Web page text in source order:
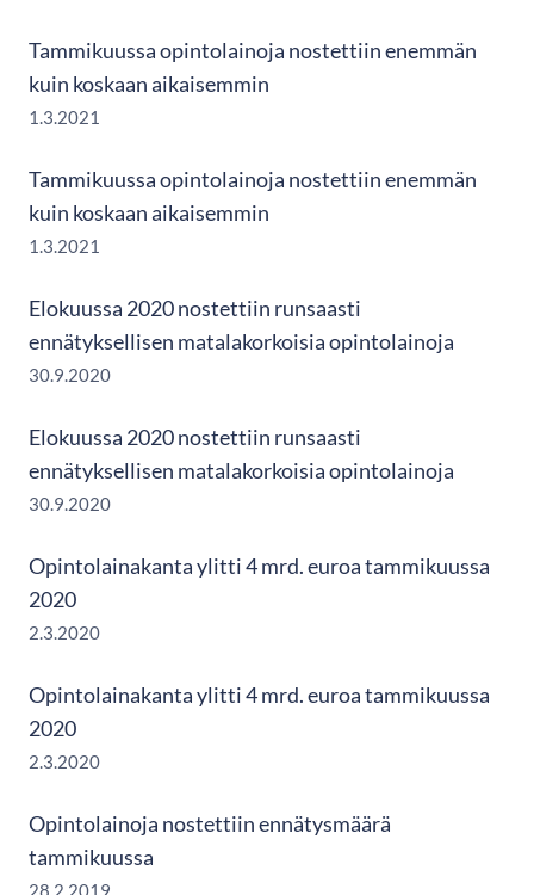
Tammikuussa opintolainoja nostettiin enemmän
kuin koskaan aikaisemmin
1.3.2021
Tammikuussa opintolainoja nostettiin enemmän
kuin koskaan aikaisemmin
1.3.2021
Elokuussa 2020 nostettiin runsaasti
ennätyksellisen matalakorkoisia opintolainoja
30.9.2020
Elokuussa 2020 nostettiin runsaasti
ennätyksellisen matalakorkoisia opintolainoja
30.9.2020
Opintolainakanta ylitti 4 mrd. euroa tammikuussa
2020
2.3.2020
Opintolainakanta ylitti 4 mrd. euroa tammikuussa
2020
2.3.2020
Opintolainoja nostettiin ennätysmäärä
tammikuussa
28.2.2019